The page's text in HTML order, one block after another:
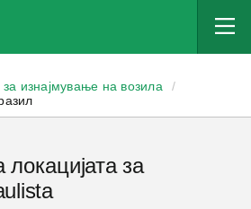
изнајмување на возила
/
за